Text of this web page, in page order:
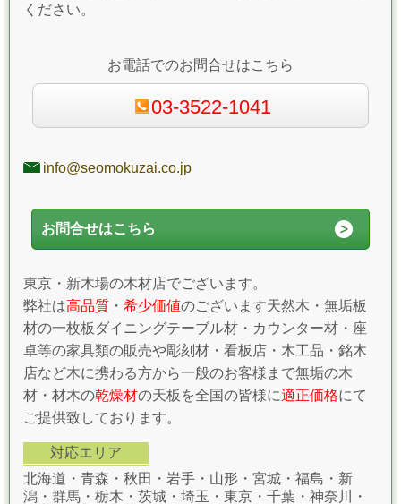
ください。
お電話でのお問合せはこちら
03-3522-1041
info@seomokuzai.co.jp
お問合せはこちら
東京・新木場の木材店でございます。
弊社は高品質 ・ 希少価値のございます天然木・無垢板
材の一枚板ダイニングテーブル材・カウンター材・座
卓等の家具類の販売や彫刻材・看板店・木工品・銘木
店など木に携わる方から一般のお客様まで無垢の木
材・材木の乾燥材の天板を全国の皆様に適正価格にて
ご提供致しております。
対応エリア
北海道・青森・秋田・岩手・山形・宮城・福島・新
潟・群馬・栃木・茨城・埼玉・東京・千葉・神奈川・